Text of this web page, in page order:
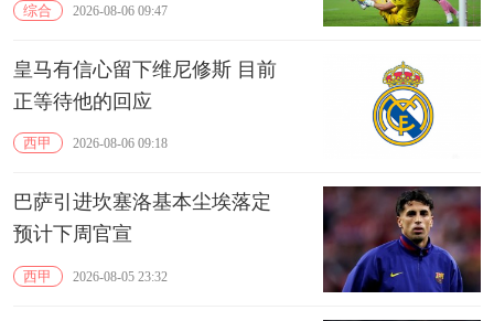
综合 2026-08-06 09:47
皇马有信心留下维尼修斯 目前
正等待他的回应
西甲 2026-08-06 09:18
巴萨引进坎塞洛基本尘埃落定
预计下周官宣
西甲 2026-08-05 23:32